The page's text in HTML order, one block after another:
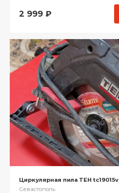
2 999 ₽
Циркулярная пила TEH tc19015v
Севастополь